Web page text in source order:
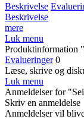
Beskrivelse
Beskrivelse
mere
Luk menu
Produktinformation
Evalueringer 0
Læse, skrive og
Luk menu
Anmeldelser for
Skriv en anmeldelse
Anmeldelser vil